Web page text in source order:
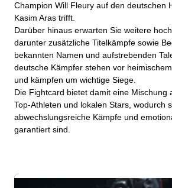
Champion Will Fleury auf den deutschen
Kasim Aras trifft.
Darüber hinaus erwarten Sie weitere
darunter zusätzliche Titelkämpfe sowie
bekannten Namen und aufstrebenden
deutsche Kämpfer stehen vor
und kämpfen um wichtige Siege.
Die Fightcard bietet damit eine Mischung
Top‑Athleten und lokalen Stars, wodurch
abwechslungsreiche Kämpfe und
garantiert sind.